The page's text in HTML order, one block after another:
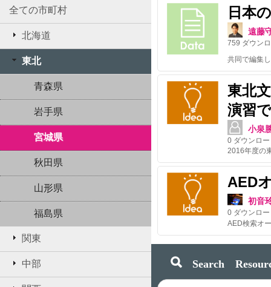
全ての市町村
北海道
東北
青森県
岩手県
宮城県
秋田県
山形県
福島県
関東
中部
日本
遠藤
759 ダウン
共同で編集
東北
演習
小泉
0 ダウンロ
AED
初音
0 ダウンロ
Search